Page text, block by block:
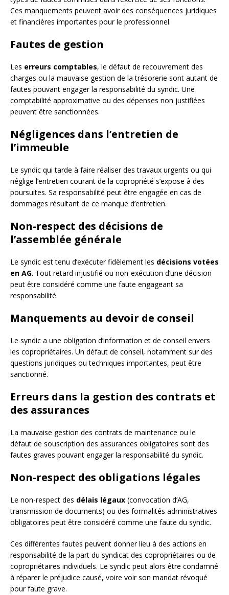
Ces manquements peuvent avoir des conséquences juridiques
et financières importantes pour le professionnel.
Fautes de gestion
Les erreurs comptables, le défaut de recouvrement des
charges ou la mauvaise gestion de la trésorerie sont autant de
fautes pouvant engager la responsabilité du syndic. Une
comptabilité approximative ou des dépenses non justifiées
peuvent être sanctionnées.
Négligences dans l’entretien de
l’immeuble
Le syndic qui tarde à faire réaliser des travaux urgents ou qui
néglige l’entretien courant de la copropriété s’expose à des
poursuites. Sa responsabilité peut être engagée en cas de
dommages résultant de ce manque d’entretien.
Non-respect des décisions de
l’assemblée générale
Le syndic est tenu d’exécuter fidèlement les décisions votées
en AG. Tout retard injustifié ou non-exécution d’une décision
peut être considéré comme une faute engageant sa
responsabilité.
Manquements au devoir de conseil
Le syndic a une obligation d’information et de conseil envers
les copropriétaires. Un défaut de conseil, notamment sur des
questions juridiques ou techniques importantes, peut être
sanctionné.
Erreurs dans la gestion des contrats et
des assurances
La mauvaise gestion des contrats de maintenance ou le
défaut de souscription des assurances obligatoires sont des
fautes graves pouvant engager la responsabilité du syndic.
Non-respect des obligations légales
Le non-respect des délais légaux (convocation d’AG,
transmission de documents) ou des formalités administratives
obligatoires peut être considéré comme une faute du syndic.
Ces différentes fautes peuvent donner lieu à des actions en
responsabilité de la part du syndicat des copropriétaires ou de
copropriétaires individuels. Le syndic peut alors être condamné
à réparer le préjudice causé, voire voir son mandat révoqué
pour faute grave.